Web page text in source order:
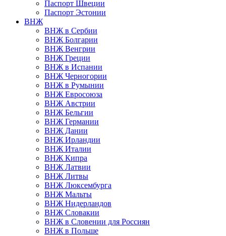
Паспорт Швеции
Паспорт Эстонии
ВНЖ
ВНЖ в Сербии
ВНЖ Болгарии
ВНЖ Венгрии
ВНЖ Греции
ВНЖ в Испании
ВНЖ Черногории
ВНЖ в Румынии
ВНЖ Евросоюза
ВНЖ Австрии
ВНЖ Бельгии
ВНЖ Германии
ВНЖ Дании
ВНЖ Ирландии
ВНЖ Италии
ВНЖ Кипра
ВНЖ Латвии
ВНЖ Литвы
ВНЖ Люксембурга
ВНЖ Мальты
ВНЖ Нидерландов
ВНЖ Словакии
ВНЖ в Словении для Россиян
ВНЖ в Польше